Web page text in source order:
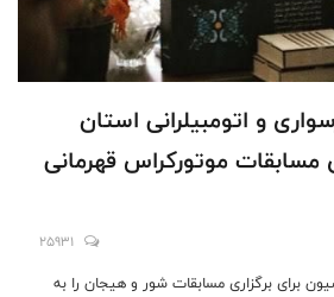
و اتومبیلرانی استان
مسابقات موتورکراس قهرمانی
25931
برای برگزاری مسابقات شور و هیجان را به